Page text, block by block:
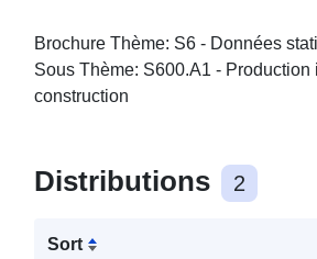
Brochure Thème: S6 - Données
Sous Thème: S600.A1 - Production
construction
Distributions 2
Sort